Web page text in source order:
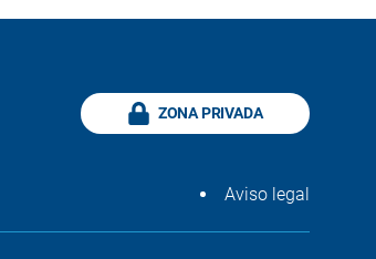
ZONA PRIVADA
Aviso legal